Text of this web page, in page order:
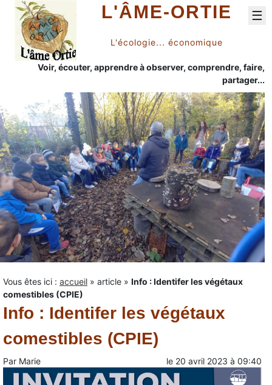
L'ÂME-ORTIE
L'écologie... économique
Voir, écouter, apprendre à observer, comprendre, faire,
partager...
☰
Vous êtes ici : accueil » article » Info : Identifer les végétaux
comestibles (CPIE)
Info : Identifer les végétaux
comestibles (CPIE)
Par Marie le 20 avril 2023 à 09:40